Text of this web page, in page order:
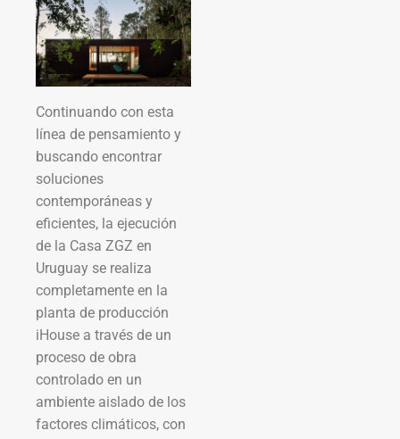
Continuando con esta
línea de pensamiento y
buscando encontrar
soluciones
contemporáneas y
eficientes, la ejecución
de la Casa ZGZ en
Uruguay se realiza
completamente en la
planta de producción
iHouse a través de un
proceso de obra
controlado en un
ambiente aislado de los
factores climáticos, con